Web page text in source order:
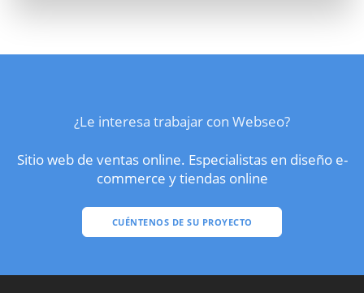
¿Le interesa trabajar con Webseo?
Sitio web de ventas online. Especialistas en diseño e-
commerce y tiendas online
CUÉNTENOS DE SU PROYECTO